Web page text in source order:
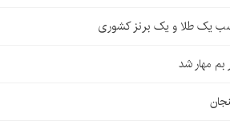
یک طلا و یک برنز کشوری
مهار شد